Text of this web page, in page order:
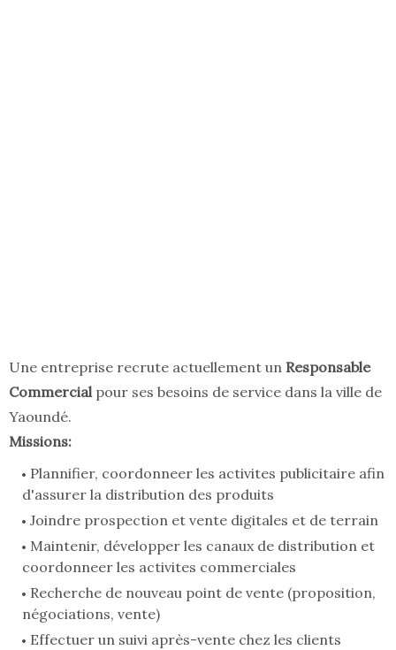
Une entreprise recrute actuellement un Responsable
Commercialpour ses besoins de service dans la ville de
Yaoundé.
Missions:
Plannifier, coordonneer les activites publicitaire afin
d'assurer la distribution des produits
Joindre prospection et vente digitales et de terrain
Maintenir, développer les canaux de distribution et
coordonneer les activites commerciales
Recherche de nouveau point de vente (proposition,
négociations, vente)
Effectuer un suivi après-vente chez les clients